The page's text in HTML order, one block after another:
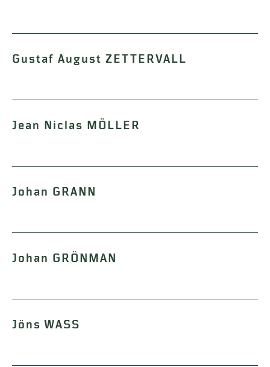
Gustaf August ZETTERVALL
Jean Niclas MÖLLER
Johan GRANN
Johan GRÖNMAN
Jöns WASS